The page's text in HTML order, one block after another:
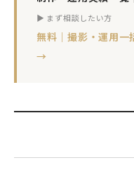
▶ まず相談したい方
無料｜撮影・運用一
→